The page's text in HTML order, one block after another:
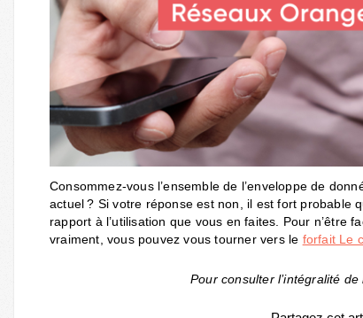
Consommez-vous l’ensemble de l’enveloppe de
actuel ? Si votre réponse est non, il est fort probable
rapport à l’utilisation que vous en faites. Pour n’être
vraiment, vous pouvez vous tourner vers le forfait Le
Pour consulter l’intégralité